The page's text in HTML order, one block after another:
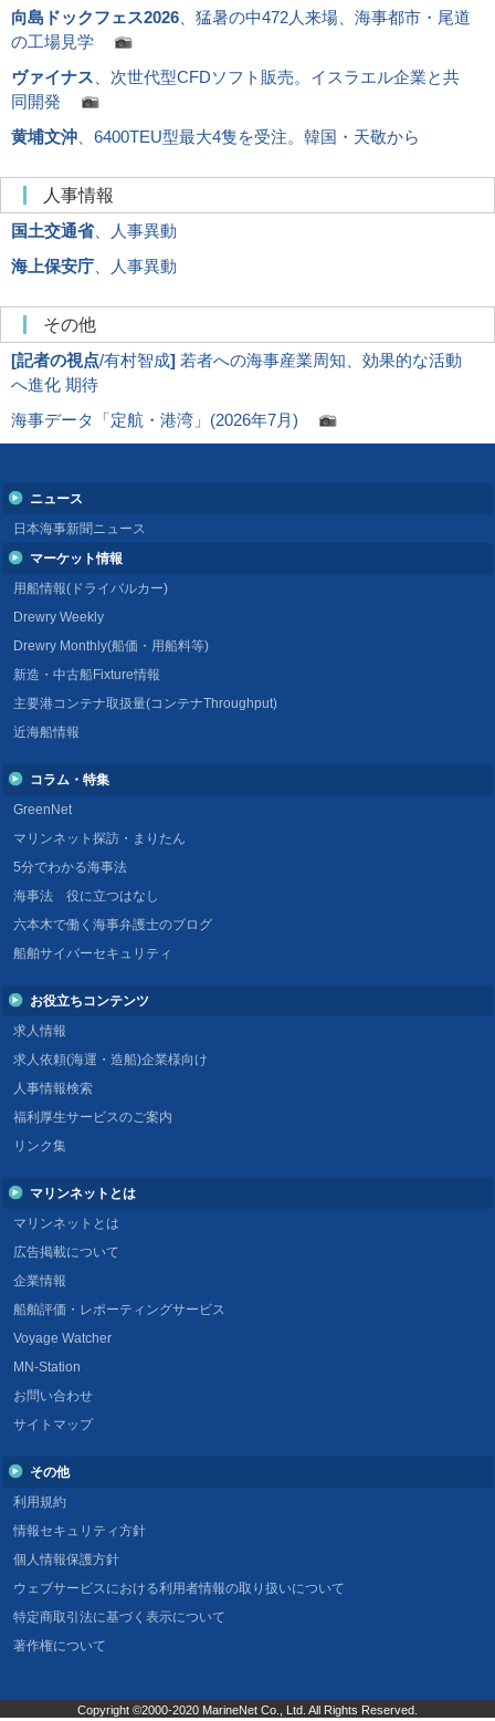
向島ドックフェス2026 、猛暑の中472人来場、海事都市・尾道
の工場見学
ヴァイナス 、次世代型CFDソフト販売。イスラエル企業と共
同開発
黄埔文沖 、6400TEU型最大4隻を受注。韓国・天敬から
人事情報
国土交通省、人事異動
海上保安庁 、人事異動
その他
[記者の視点/有村智成] 若者への海事産業周知、効果的な活動
へ進化 期待
海事データ「定航・港湾」(2026年7月)
ニュース
日本海事新聞ニュース
マーケット情報
用船情報(ドライバルカー)
Drewry Weekly
Drewry Monthly(船価・用船料等)
新造・中古船Fixture情報
主要港コンテナ取扱量(コンテナThroughput)
近海船情報
コラム・特集
GreenNet
マリンネット探訪・まりたん
5分でわかる海事法
海事法 役に立つはなし
六本木で働く海事弁護士のブログ
船舶サイバーセキュリティ
お役立ちコンテンツ
求人情報
求人依頼(海運・造船)企業様向け
人事情報検索
福利厚生サービスのご案内
リンク集
マリンネットとは
マリンネットとは
広告掲載について
企業情報
船舶評価・レポーティングサービス
Voyage Watcher
MN-Station
お問い合わせ
サイトマップ
その他
利用規約
情報セキュリティ方針
個人情報保護方針
ウェブサービスにおける利用者情報の取り扱いについて
特定商取引法に基づく表示について
著作権について
Copyright ©2000-2020 MarineNet Co., Ltd. All Rights Reserved.